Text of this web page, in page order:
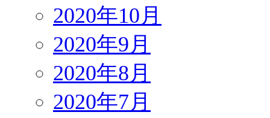
2020年10月
2020年9月
2020年8月
2020年7月